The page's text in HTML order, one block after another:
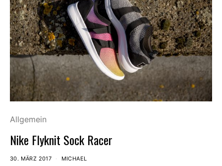
Allgemein
Nike Flyknit Sock Racer
30. MÄRZ 2017 MICHAEL